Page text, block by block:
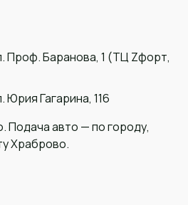
Проф. Баранова, 1 (ТЦ Zфорт,
Юрия Гагарина, 116
Подача авто — по городу,
Храброво.